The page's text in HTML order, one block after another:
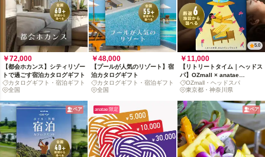
￥72,000
【都会ホカンス】シティリゾー
トで過ごす宿泊カタログギフト
カタログギフト・宿泊ギフト
全国
￥48,000
【プールが人気のリゾート】宿
泊カタログギフト
カタログギフト・宿泊ギフト
全国
5.0
￥11,000
【リトリートタイム｜ヘッドス
パ】OZmall × anatae
presents カタログギフト
OZmall・ヘッドスパ
東京都・神奈川県
ペア anatae 限定 ペア